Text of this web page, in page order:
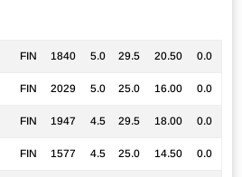
FIN 1840 5.0 29.5 20.50 0.0
FIN 2029 5.0 25.0 16.00 0.0
FIN 1947 4.5 29.5 18.00 0.0
FIN 1577 4.5 25.0 14.50 0.0